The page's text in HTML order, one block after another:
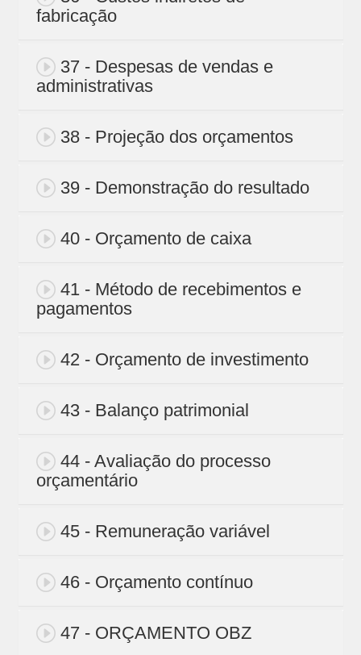
fabricação
37 - Despesas de vendas e
administrativas
38 - Projeção dos orçamentos
39 - Demonstração do resultado
40 - Orçamento de caixa
41 - Método de recebimentos e
pagamentos
42 - Orçamento de investimento
43 - Balanço patrimonial
44 - Avaliação do processo
orçamentário
45 - Remuneração variável
46 - Orçamento contínuo
47 - ORÇAMENTO OBZ